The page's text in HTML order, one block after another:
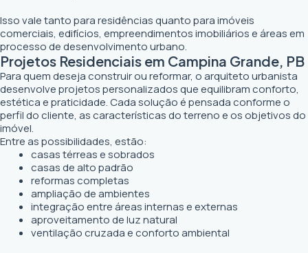
Isso vale tanto para residências quanto para imóveis
comerciais, edifícios, empreendimentos imobiliários e áreas em
processo de desenvolvimento urbano.
Projetos Residenciais em Campina Grande, PB
Para quem deseja construir ou reformar, o arquiteto urbanista
desenvolve projetos personalizados que equilibram conforto,
estética e praticidade. Cada solução é pensada conforme o
perfil do cliente, as características do terreno e os objetivos do
imóvel.
Entre as possibilidades, estão:
casas térreas e sobrados
casas de alto padrão
reformas completas
ampliação de ambientes
integração entre áreas internas e externas
aproveitamento de luz natural
ventilação cruzada e conforto ambiental